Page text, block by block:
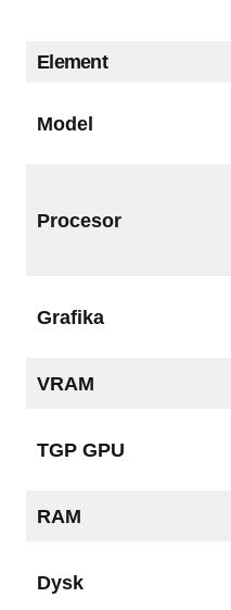
Element
Model
Procesor
Grafika
VRAM
TGP GPU
RAM
Dysk